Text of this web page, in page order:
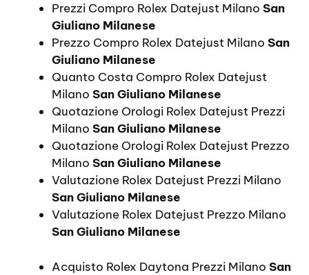
Prezzi Compro Rolex Datejust Milano San
Giuliano Milanese
Prezzo Compro Rolex Datejust Milano San
Giuliano Milanese
Quanto Costa Compro Rolex Datejust
Milano San Giuliano Milanese
Quotazione Orologi Rolex Datejust Prezzi
Milano San Giuliano Milanese
Quotazione Orologi Rolex Datejust Prezzo
Milano San Giuliano Milanese
Valutazione Rolex Datejust Prezzi Milano
San Giuliano Milanese
Valutazione Rolex Datejust Prezzo Milano
San Giuliano Milanese
Acquisto Rolex Daytona Prezzi Milano San